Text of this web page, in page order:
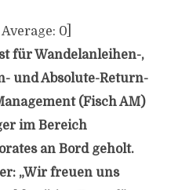
Average: 0]
für Wandelanleihen-,
und Absolute-Return-
(Fisch AM)
im Bereich
an Bord geholt.
„Wir freuen uns